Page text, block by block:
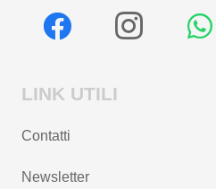
LINK UTILI
Contatti
Newsletter